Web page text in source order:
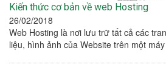
Kiến thức cơ bản về web Hosting
26/02/2018
Web Hosting là nơi lưu trữ tất cả các
liệu, hình ảnh của Website trên một